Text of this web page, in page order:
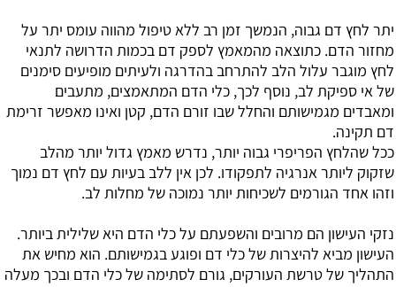
יתר לחץ דם גבוה, הנמשך זמן רב ללא טיפול מהווה עומס יתר על
מחזור הדם. כתוצאה מהמאמץ לספק דם בכמות הדרושה לתנאי
לחץ מוגבר עלול הלב להתרחב בהדרגה ולעיתים מופיעים סימנים
של אי ספיקת לב, נוסף לכך, כלי הדם המתאמצים, מתעבים
ומאבדים מגמישותם והחלל שבו זורם הדם, קטן ואינו מאפשר זרימת
דם תקינה.
ככל שהלחץ הפריפרי גבוה יותר, נדרש מאמץ גדול יותר מהלב
שזקוק ליותר אנרגיה לתפקודו. לכן אין ללב בעיות עם לחץ דם נמוך
וזהו אחד הגורמים לשכיחות יותר נמוכה של מחלות לב.
נזקי העישון הם מרובים והשפעתם על כלי הדם היא שלילית ביותר.
העישון מביא להיצרות של כלי דם ופוגע בגמישותם. הוא מחיש את
התהליך של טרשת העורקים, גורם לסתימה של כלי הדם ובכך מעלה